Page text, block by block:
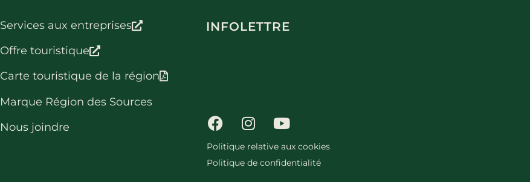
Services aux entreprises
Offre touristique
Carte touristique de la région
Marque Région des Sources
Nous joindre
INFOLETTRE
Politique relative aux cookies
Politique de confidentialité